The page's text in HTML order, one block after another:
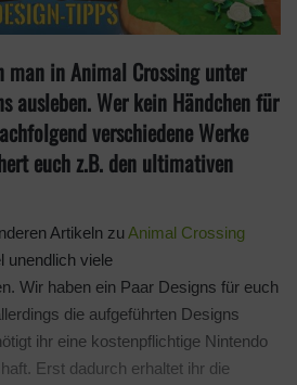
in Animal Crossing unter
ausleben. Wer kein Händchen für
verschiedene Werke
euch z.B. den ultimativen
Artikeln zu Animal Crossing
unendlich viele
Wir haben ein Paar Designs für euch
die aufgeführten Designs
ihr eine kostenpflichtige Nintendo
Erst dadurch erhaltet ihr die